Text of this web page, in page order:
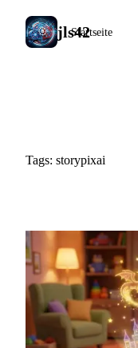
jls42
Startseite
Tags: storypixai